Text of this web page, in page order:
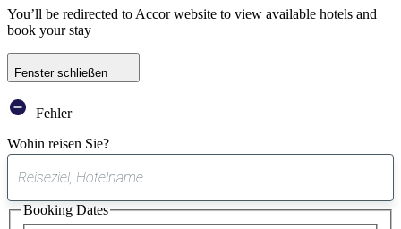
You’ll be redirected to Accor website to view available hotels and
book your stay
Fenster schließen
Fehler
Wohin reisen Sie?
gefundener
Vorschlag
Booking Dates